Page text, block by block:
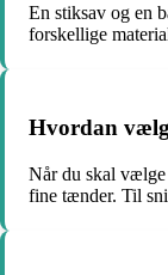
En stiksav og en
forskellige
Hvordan
Når du skal vælge
fine tænder. Til